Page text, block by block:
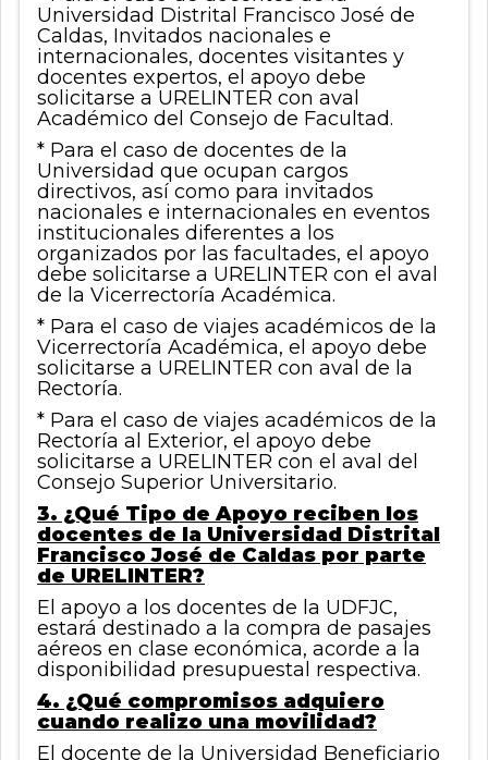
Universidad Distrital Francisco José de
Caldas, Invitados nacionales e
internacionales, docentes visitantes y
docentes expertos, el apoyo debe
solicitarse a URELINTER con aval
Académico del Consejo de Facultad.
* Para el caso de docentes de la
Universidad que ocupan cargos
directivos, así como para invitados
nacionales e internacionales en eventos
institucionales diferentes a los
organizados por las facultades, el apoyo
debe solicitarse a URELINTER con el aval
de la Vicerrectoría Académica.
* Para el caso de viajes académicos de la
Vicerrectoría Académica, el apoyo debe
solicitarse a URELINTER con aval de la
Rectoría.
* Para el caso de viajes académicos de la
Rectoría al Exterior, el apoyo debe
solicitarse a URELINTER con el aval del
Consejo Superior Universitario.
3. ¿Qué Tipo de Apoyo reciben los
docentes de la Universidad Distrital
Francisco José de Caldas por parte
de URELINTER?
El apoyo a los docentes de la UDFJC,
estará destinado a la compra de pasajes
aéreos en clase económica, acorde a la
disponibilidad presupuestal respectiva.
4. ¿Qué compromisos adquiero
cuando realizo una movilidad?
El docente de la Universidad Beneficiario